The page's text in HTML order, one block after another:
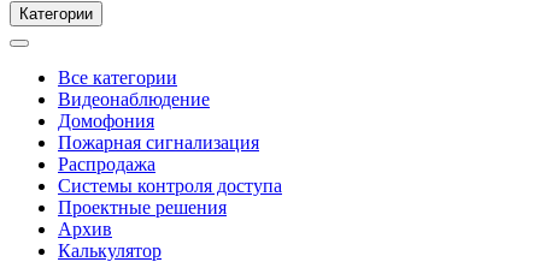
Категории
Все категории
Видеонаблюдение
Домофония
Пожарная сигнализация
Распродажа
Системы контроля доступа
Проектные решения
Архив
Калькулятор